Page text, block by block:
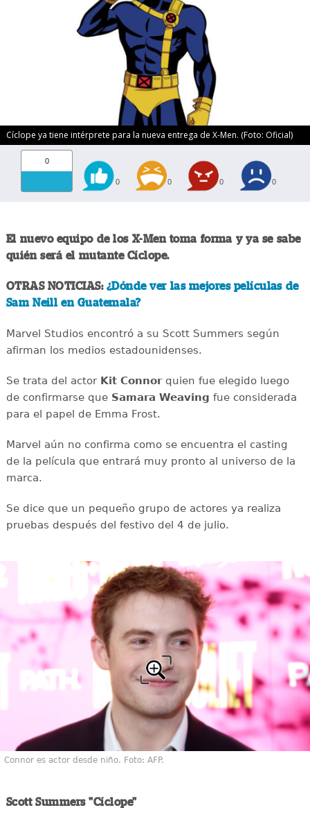
Cíclope ya tiene intérprete para la nueva entrega de X-Men. (Foto: Oficial)
0
0 0 0 0
El nuevo equipo de los X-Men toma forma y ya se sabe
quién será el mutante Cíclope.
OTRAS NOTICIAS:¿Dónde ver las mejores películas de
Sam Neill en Guatemala?
Marvel Studios encontró a su Scott Summers según
afirman los medios estadounidenses.
Se trata del actor Kit Connorquien fue elegido luego
de confirmarse que Samara Weaving fue considerada
para el papel de Emma Frost.
Marvel aún no confirma como se encuentra el casting
de la película que entrará muy pronto al universo de la
marca.
Se dice que un pequeño grupo de actores ya realiza
pruebas después del festivo del 4 de julio.
Connor es actor desde niño. Foto: AFP.
Scott Summers "Cíclope"